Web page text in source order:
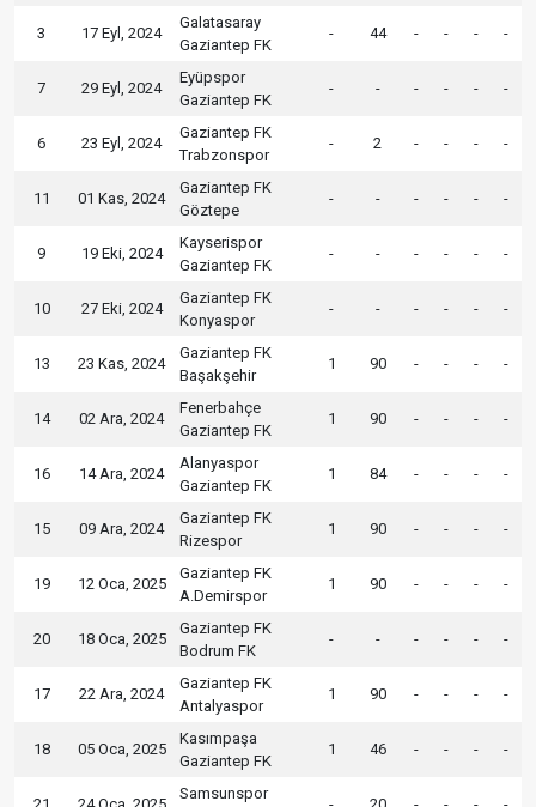
3 17 Eyl, 2024
Galatasaray
Gaziantep FK
- 44 - - - -
7 29 Eyl, 2024
Eyüpspor
Gaziantep FK
- - - - - -
6 23 Eyl, 2024
Gaziantep FK
Trabzonspor
- 2 - - - -
11 01 Kas, 2024
Gaziantep FK
Göztepe
- - - - - -
9 19 Eki, 2024
Kayserispor
Gaziantep FK
- - - - - -
10 27 Eki, 2024
Gaziantep FK
Konyaspor
- - - - - -
13 23 Kas, 2024
Gaziantep FK
Başakşehir
1 90 - - - -
14 02 Ara, 2024
Fenerbahçe
Gaziantep FK
1 90 - - - -
16 14 Ara, 2024
Alanyaspor
Gaziantep FK
1 84 - - - -
15 09 Ara, 2024
Gaziantep FK
Rizespor
1 90 - - - -
19 12 Oca, 2025
Gaziantep FK
A.Demirspor
1 90 - - - -
20 18 Oca, 2025
Gaziantep FK
Bodrum FK
- - - - - -
17 22 Ara, 2024
Gaziantep FK
Antalyaspor
1 90 - - - -
18 05 Oca, 2025
Kasımpaşa
Gaziantep FK
1 46 - - - -
Samsunspor